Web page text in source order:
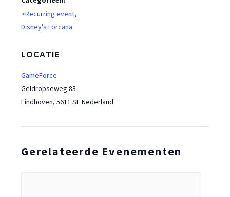
>Recurring event,
Disney's Lorcana
LOCATIE
GameForce
Geldropseweg 83
Eindhoven, 5611 SENederland
Gerelateerde Evenementen